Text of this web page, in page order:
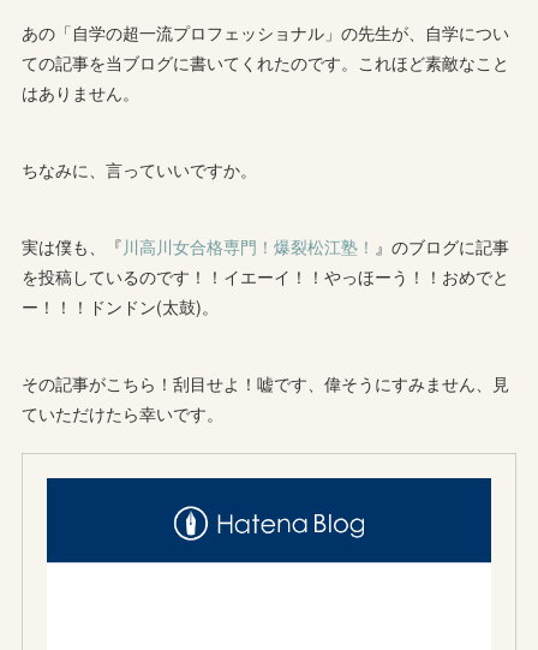
あの「自学の超一流プロフェッショナル」の先生が、自学につい
ての記事を当ブログに書いてくれたのです。これほど素敵なこと
はありません。
ちなみに、言っていいですか。
実は僕も、『 川高川女合格専門！爆裂松江塾！ 』のブログに記事
を投稿しているのです！！イエーイ！！やっほーう！！おめでと
ー！！！ドンドン(太鼓)。
その記事がこちら！刮目せよ！嘘です、偉そうにすみません、見
ていただけたら幸いです。